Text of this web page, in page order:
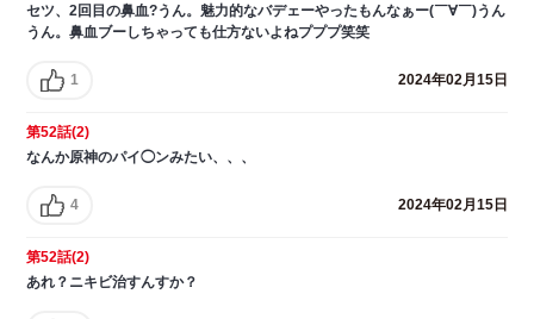
セツ、2回目の鼻血?うん。魅力的なバデェーやったもんなぁー(￣∀￣)うん
うん。鼻血ブーしちゃっても仕方ないよねプププ笑笑
1 2024年02月15日
第52話(2)
なんか原神のパイ◯ンみたい、、、
4 2024年02月15日
第52話(2)
あれ？ニキビ治すんすか？